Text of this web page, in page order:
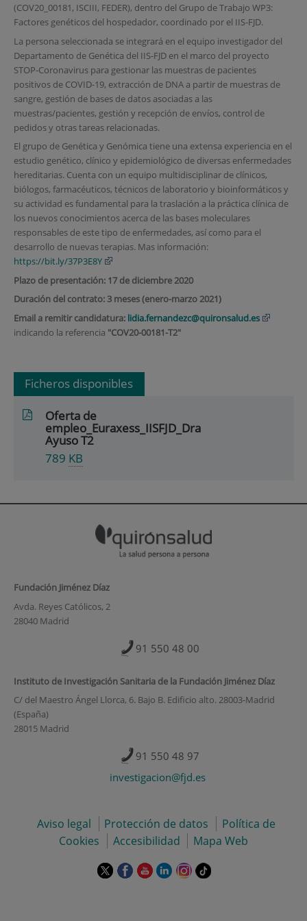
(COV20_00181, ISCIII, FEDER), dentro del Grupo de Trabajo WP3:
Factores genéticos del hospedador, coordinado por el IIS-FJD.
La persona seleccionada se integrará en el equipo investigador del
Departamento de Genética del IIS-FJD en el marco del proyecto
STOP-Coronavirus para gestionar las muestras de pacientes
positivos de COVID-19, extracción de DNA a partir de muestras de
sangre, gestión de bases de datos asociadas a las
muestras/pacientes, gestión y recepción de envíos, control de
pedidos y otras tareas relacionadas.
El grupo de Genética y Genómica tiene una extensa experiencia en el
estudio genético, clínico y epidemiológico de diversas enfermedades
hereditarias. Cuenta con un equipo multidisciplinar de clínicos,
biólogos, farmacéuticos, técnicos de laboratorio y bioinformáticos y
su actividad es fundamental para la traslación a la práctica clínica de
los nuevos conocimientos acerca de las bases moleculares
responsables de este tipo de enfermedades, así como para el
desarrollo de nuevas terapias. Mas información:
https://bit.ly/37P3E8Y
Plazo de presentación: 17 de diciembre 2020
Duración del contrato: 3 meses (enero-marzo 2021)
Email a remitir candidatura: lidia.fernandezc@quironsalud.es
indicando la referencia "COV20-00181-T2"
Ficheros disponibles
Oferta de
empleo_Euraxess_IISFJD_Dra
Ayuso T2
789 KB
Fundación Jiménez Díaz
Avda. Reyes Católicos, 2
28040 Madrid
91 550 48 00
Instituto de Investigación Sanitaria de la Fundación Jiménez Díaz
C/ del Maestro Ángel Llorca, 6. Bajo B. Edificio alto. 28003-Madrid
(España)
28015 Madrid
91 550 48 97
investigacion@fjd.es
Aviso legal Protección de datos
Política de
Cookies
Accesibilidad Mapa Web
EsteEsteEsteEsteEsteEnlace